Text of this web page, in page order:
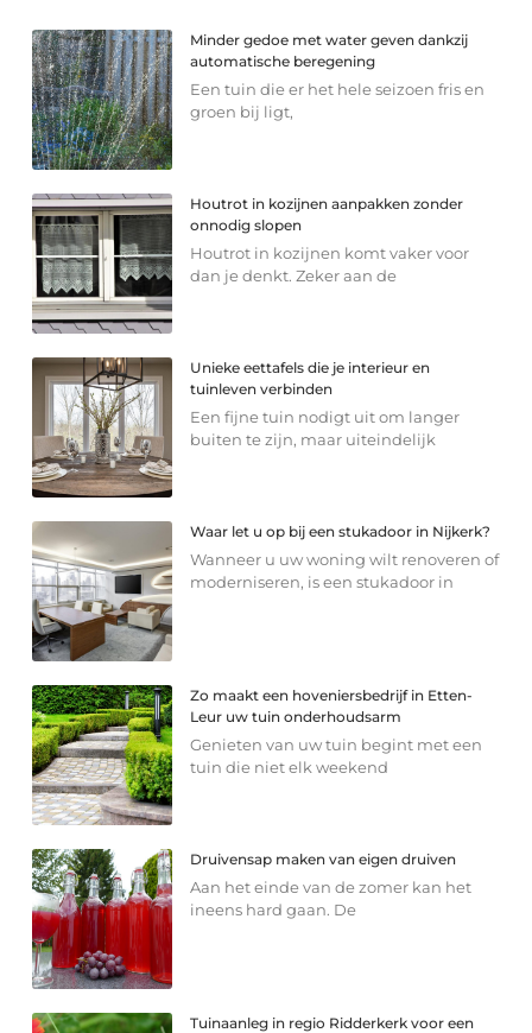
Minder gedoe met water geven dankzij
automatische beregening
Een tuin die er het hele seizoen fris en
groen bij ligt,
Houtrot in kozijnen aanpakken zonder
onnodig slopen
Houtrot in kozijnen komt vaker voor
dan je denkt. Zeker aan de
Unieke eettafels die je interieur en
tuinleven verbinden
Een fijne tuin nodigt uit om langer
buiten te zijn, maar uiteindelijk
Waar let u op bij een stukadoor in Nijkerk?
Wanneer u uw woning wilt renoveren of
moderniseren, is een stukadoor in
Zo maakt een hoveniersbedrijf in Etten-
Leur uw tuin onderhoudsarm
Genieten van uw tuin begint met een
tuin die niet elk weekend
Druivensap maken van eigen druiven
Aan het einde van de zomer kan het
ineens hard gaan. De
Tuinaanleg in regio Ridderkerk voor een